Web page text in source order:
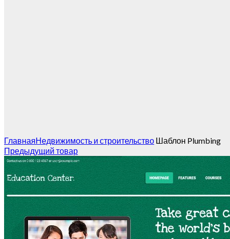
ГлавнаяНедвижимость и строительство Шаблон Plumbing
Предыдущий товар